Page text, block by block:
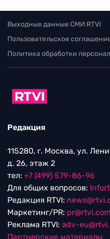
Выходные данные СМИ RTVI
Пользовательское
Политика обработки
Редакция
115280, г. Москва, ул.
д. 26, этаж 2
тел: +7 (499) 579-86-96
Для общих вопросов:
Редакция RTVI:
Маркетинг/PR:
Реклама RTVI: adv-
Партнерские материалы